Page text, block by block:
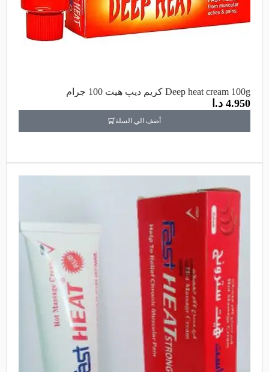
Deep heat cream 100g كريم ديب هيت 100 جرام
4.950 د.ا
أضف الي السلة